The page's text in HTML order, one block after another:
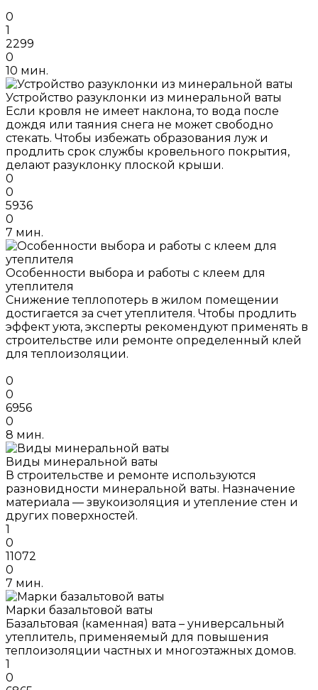
0
1
2299
0
10 мин.
Устройство разуклонки из минеральной ваты
Если кровля не имеет наклона, то вода после
дождя или таяния снега не может свободно
стекать. Чтобы избежать образования луж и
продлить срок службы кровельного покрытия,
делают разуклонку плоской крыши.
0
0
5936
0
7 мин.
Особенности выбора и работы с клеем для
утеплителя
Снижение теплопотерь в жилом помещении
достигается за счет утеплителя. Чтобы продлить
эффект уюта, эксперты рекомендуют применять в
строительстве или ремонте определенный клей
для теплоизоляции.
0
0
6956
0
8 мин.
Виды минеральной ваты
В строительстве и ремонте используются
разновидности минеральной ваты. Назначение
материала — звукоизоляция и утепление стен и
других поверхностей.
1
0
11072
0
7 мин.
Марки базальтовой ваты
Базальтовая (каменная) вата – универсальный
утеплитель, применяемый для повышения
теплоизоляции частных и многоэтажных домов.
1
0